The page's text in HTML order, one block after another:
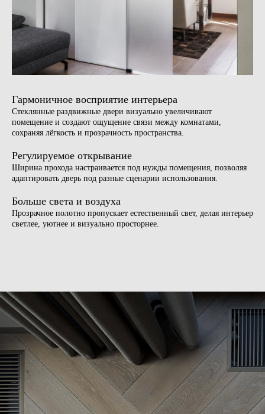
Гармоничное восприятие интерьера
Стеклянные раздвижные двери визуально увеличивают
помещение и создают ощущение связи между комнатами,
сохраняя лёгкость и прозрачность пространства.
Регулируемое открывание
Ширина прохода настраивается под нужды помещения, позволяя
адаптировать дверь под разные сценарии использования.
Больше света и воздуха
Прозрачное полотно пропускает естественный свет, делая интерьер
светлее, уютнее и визуально просторнее.
Полная индивидуализация проекта
Заполните анкету, чтобы получить персональное
предложение с лучшей фиксированной ценой
для вашего проекта.
Получить предложение